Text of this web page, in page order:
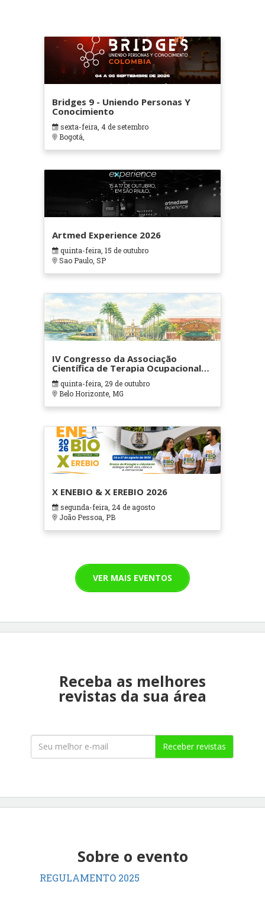
Bridges 9 - Uniendo Personas Y
Conocimiento
sexta-feira, 4 de setembro
Bogotá,
Artmed Experience 2026
quinta-feira, 15 de outubro
Sao Paulo, SP
IV Congresso da Associação
Científica de Terapia Ocupacional
em Contextos Hospitalares e
Cuidados Paliativos - ATOHOSP
quinta-feira, 29 de outubro
Belo Horizonte, MG
X ENEBIO & X EREBIO 2026
segunda-feira, 24 de agosto
João Pessoa, PB
VER MAIS EVENTOS
Receba as melhores
revistas da sua área
Receber revistas
Sobre o evento
REGULAMENTO 2025